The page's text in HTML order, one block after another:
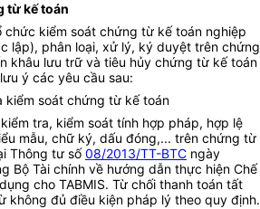
từ kế toán
chức kiểm soát chứng từ kế toán nghiệp
lập), phân loại, xử lý, ký duyệt trên chứng
khâu lưu trữ và tiêu hủy chứng từ kế toán
ý các yêu cầu sau:
kiểm soát chứng từ kế toán
tra, kiểm soát tính hợp pháp, hợp lệ
mẫu, chữ ký, dấu đóng,... trên chứng từ
Thông tư số08/2013/TT-BTC ngày
Bộ Tài chính về hướng dẫn thực hiện Chế
cho TABMIS. Từ chối thanh toán tất
không đủ điều kiện pháp lý theo quy định.